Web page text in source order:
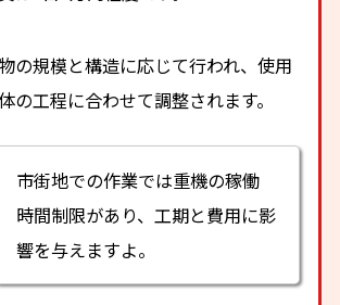
の規模と構造に応じて行われ、使用
の工程に合わせて調整されます。
市街地での作業では重機の稼働
時間制限があり、工期と費用に影
響を与えますよ。